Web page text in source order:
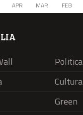
APR MAR FEB
Politica
Cultura
Green